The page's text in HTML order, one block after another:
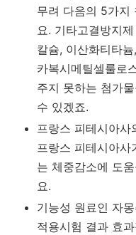
무려 다음의 5가지
요. 기타고결방지
칼슘, 이산화티타
카복시메틸셀룰로
주지 못하는 첨가
수 있겠죠.
프랑스 피테시아
프랑스 피테시아
는 체중감소에 도
요.
기능성 원료인 자
적용시험 결과 효